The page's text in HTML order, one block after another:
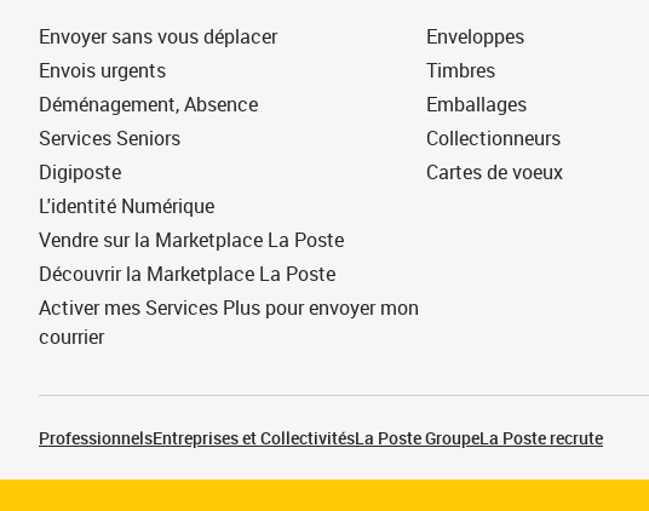
Envoyer sans vous déplacer
Envois urgents
Déménagement, Absence
Services Seniors
Digiposte
L'identité Numérique
Vendre sur la Marketplace La Poste
Découvrir la Marketplace La Poste
Activer mes Services Plus pour envoyer mon
courrier
Enveloppes
Timbres
Emballages
Collectionneurs
Cartes de voeux
ProfessionnelsEntreprises et CollectivitésLa Poste GroupeLa Poste recrute